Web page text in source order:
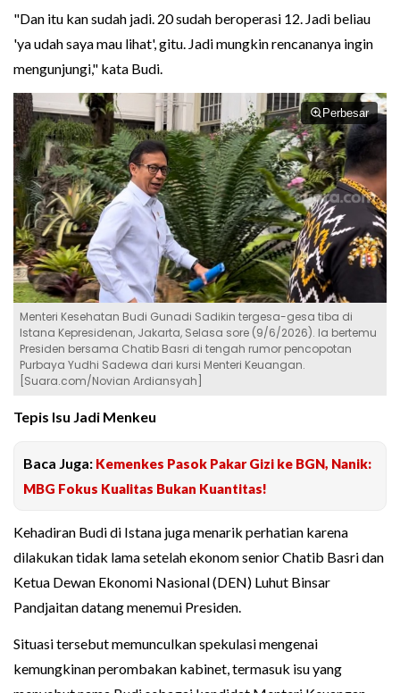
"Dan itu kan sudah jadi. 20 sudah beroperasi 12. Jadi beliau
'ya udah saya mau lihat', gitu. Jadi mungkin rencananya ingin
mengunjungi," kata Budi.
Perbesar
Menteri Kesehatan Budi Gunadi Sadikin tergesa-gesa tiba di
Istana Kepresidenan, Jakarta, Selasa sore (9/6/2026). Ia bertemu
Presiden bersama Chatib Basri di tengah rumor pencopotan
Purbaya Yudhi Sadewa dari kursi Menteri Keuangan.
[Suara.com/Novian Ardiansyah]
Tepis Isu Jadi Menkeu
Baca Juga: Kemenkes Pasok Pakar Gizi ke BGN, Nanik:
MBG Fokus Kualitas Bukan Kuantitas!
Kehadiran Budi di Istana juga menarik perhatian karena
dilakukan tidak lama setelah ekonom senior Chatib Basri dan
Ketua Dewan Ekonomi Nasional (DEN) Luhut Binsar
Pandjaitan datang menemui Presiden.
Situasi tersebut memunculkan spekulasi mengenai
kemungkinan perombakan kabinet, termasuk isu yang